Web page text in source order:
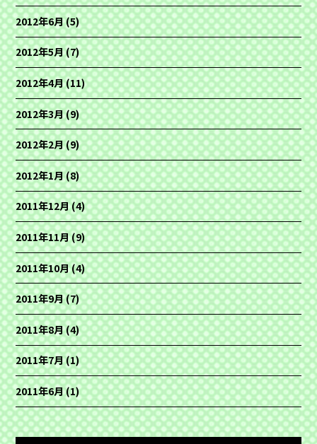
2012年6月(5)
2012年5月(7)
2012年4月(11)
2012年3月(9)
2012年2月(9)
2012年1月(8)
2011年12月(4)
2011年11月(9)
2011年10月(4)
2011年9月(7)
2011年8月(4)
2011年7月(1)
2011年6月(1)